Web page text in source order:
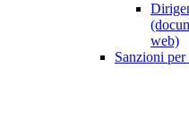
web)
Sanzioni